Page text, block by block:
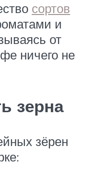
сортов
и
от
ничего не
зерна
зёрен